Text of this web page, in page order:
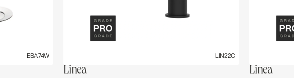
EBA74W LIN22C
Linea Linea